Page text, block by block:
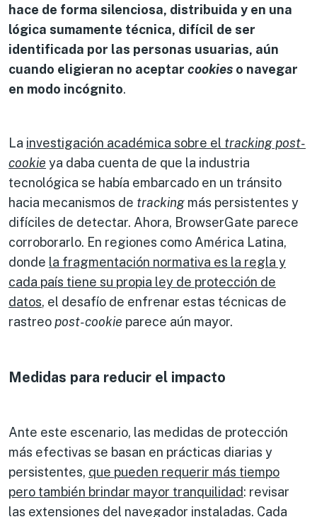
hace de forma silenciosa, distribuida y en una
lógica sumamente técnica, difícil de ser
identificada por las personas usuarias, aún
cuando eligieran no aceptar cookies o navegar
en modo incógnito.
La investigación académica sobre el tracking post-
cookie ya daba cuenta de que la industria
tecnológica se había embarcado en un tránsito
hacia mecanismos de tracking más persistentes y
difíciles de detectar. Ahora, BrowserGate parece
corroborarlo. En regiones como América Latina,
donde la fragmentación normativa es la regla y
cada país tiene su propia ley de protección de
datos, el desafío de enfrenar estas técnicas de
rastreo post-cookie parece aún mayor.
Medidas para reducir el impacto
Ante este escenario, las medidas de protección
más efectivas se basan en prácticas diarias y
persistentes, que pueden requerir más tiempo
pero también brindar mayor tranquilidad: revisar
las extensiones del navegador instaladas. Cada